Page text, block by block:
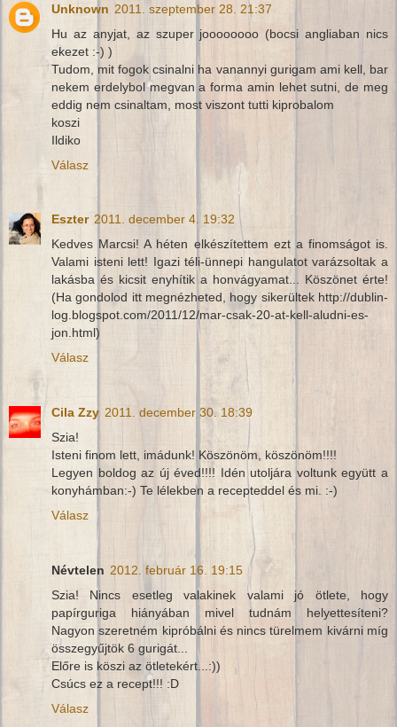
Unknown 2011. szeptember 28. 21:37
Hu az anyjat, az szuper joooooooo (bocsi angliaban nics
ekezet :-) )
Tudom, mit fogok csinalni ha vanannyi gurigam ami kell, bar
nekem erdelybol megvan a forma amin lehet sutni, de meg
eddig nem csinaltam, most viszont tutti kiprobalom
koszi
Ildiko
Válasz
Eszter 2011. december 4. 19:32
Kedves Marcsi! A héten elkészítettem ezt a finomságot is.
Valami isteni lett! Igazi téli-ünnepi hangulatot varázsoltak a
lakásba és kicsit enyhítik a honvágyamat... Köszönet érte!
(Ha gondolod itt megnézheted, hogy sikerültek http://dublin-
log.blogspot.com/2011/12/mar-csak-20-at-kell-aludni-es-
jon.html)
Válasz
Cila Zzy 2011. december 30. 18:39
Szia!
Isteni finom lett, imádunk! Köszönöm, köszönöm!!!!
Legyen boldog az új éved!!!! Idén utoljára voltunk együtt a
konyhámban:-) Te lélekben a recepteddel és mi. :-)
Válasz
Névtelen 2012. február 16. 19:15
Szia! Nincs esetleg valakinek valami jó ötlete, hogy
papírguriga hiányában mivel tudnám helyettesíteni?
Nagyon szeretném kipróbálni és nincs türelmem kivárni míg
összegyűjtök 6 gurigát...
Előre is köszi az ötletekért...:))
Csúcs ez a recept!!! :D
Válasz